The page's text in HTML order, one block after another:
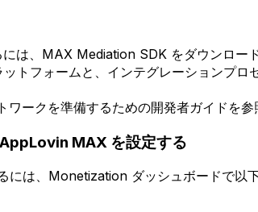
は、MAX Mediation SDK をダウンロー
トフォームと、インテグレーションプ
ークを準備するための開発者ガイドを参
MAX を設定する
は、Monetization ダッシュボードで